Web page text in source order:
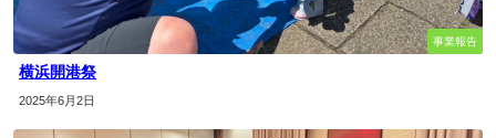
事業報告
横浜開港祭
2025年6月2日